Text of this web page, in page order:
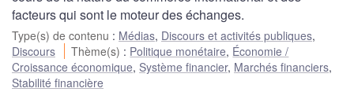
facteurs qui sont le moteur des échanges.
Type(s) de contenu : Médias, Discours et activités publiques,
Discours
Thème(s) : Politique monétaire, Économie /
Croissance économique, Système financier, Marchés financiers,
Stabilité financière